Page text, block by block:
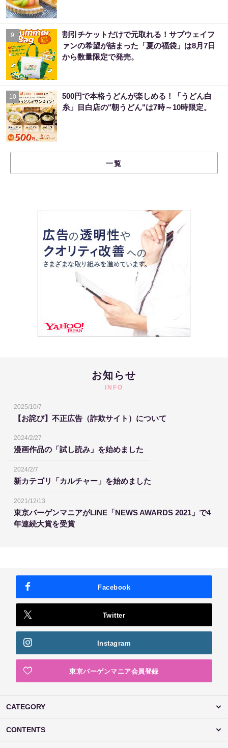
9
割引チケットだけで元取れる！サブウェイフ
ァンの希望が詰まった「夏の福袋」は8月7日
から数量限定で発売。
10
500円で本格うどんが楽しめる！「うどん白
糸」目白店の"朝うどん"は7時～10時限定。
一覧
お知らせ
INFO
2025/10/7
【お詫び】不正広告（詐欺サイト）について
2024/2/27
漫画作品の「試し読み」を始めました
2024/2/7
新カテゴリ「カルチャー」を始めました
2021/12/13
東京バーゲンマニアがLINE「NEWS AWARDS 2021」で4
年連続大賞を受賞
Facebook
Twitter
Instagram
東京バーゲンマニア会員登録
CATEGORY
CONTENTS